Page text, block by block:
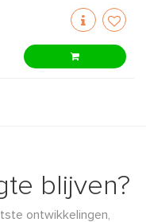
blijven?
ontwikkelingen,